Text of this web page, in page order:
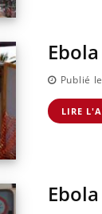
Publié
LIRE